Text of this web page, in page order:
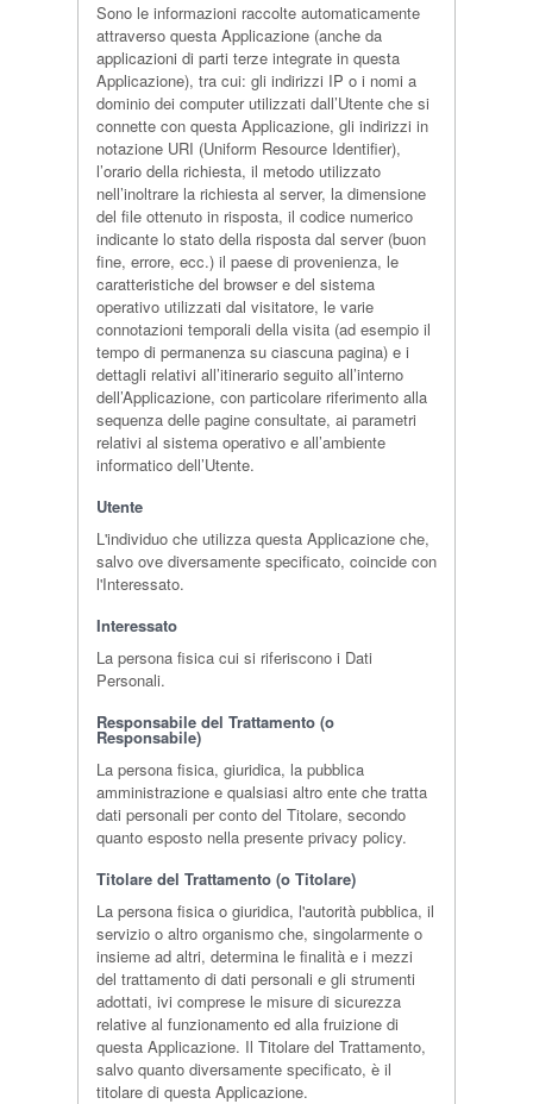
Sono le informazioni raccolte automaticamente
attraverso questa Applicazione (anche da
applicazioni di parti terze integrate in questa
Applicazione), tra cui: gli indirizzi IP o i nomi a
dominio dei computer utilizzati dall’Utente che si
connette con questa Applicazione, gli indirizzi in
notazione URI (Uniform Resource Identifier),
l’orario della richiesta, il metodo utilizzato
nell’inoltrare la richiesta al server, la dimensione
del file ottenuto in risposta, il codice numerico
indicante lo stato della risposta dal server (buon
fine, errore, ecc.) il paese di provenienza, le
caratteristiche del browser e del sistema
operativo utilizzati dal visitatore, le varie
connotazioni temporali della visita (ad esempio il
tempo di permanenza su ciascuna pagina) e i
dettagli relativi all’itinerario seguito all’interno
dell’Applicazione, con particolare riferimento alla
sequenza delle pagine consultate, ai parametri
relativi al sistema operativo e all’ambiente
informatico dell’Utente.
Utente
L'individuo che utilizza questa Applicazione che,
salvo ove diversamente specificato, coincide con
l'Interessato.
Interessato
La persona fisica cui si riferiscono i Dati
Personali.
Responsabile del Trattamento (o
Responsabile)
La persona fisica, giuridica, la pubblica
amministrazione e qualsiasi altro ente che tratta
dati personali per conto del Titolare, secondo
quanto esposto nella presente privacy policy.
Titolare del Trattamento (o Titolare)
La persona fisica o giuridica, l'autorità pubblica, il
servizio o altro organismo che, singolarmente o
insieme ad altri, determina le finalità e i mezzi
del trattamento di dati personali e gli strumenti
adottati, ivi comprese le misure di sicurezza
relative al funzionamento ed alla fruizione di
questa Applicazione. Il Titolare del Trattamento,
salvo quanto diversamente specificato, è il
titolare di questa Applicazione.